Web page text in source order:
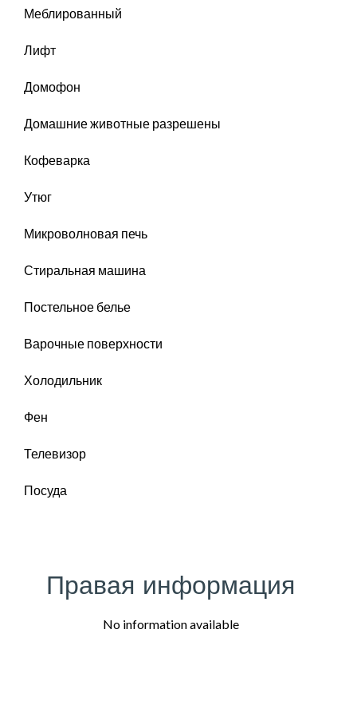
Меблированный
Лифт
Домофон
Домашние животные разрешены
Кофеварка
Утюг
Микроволновая печь
Стиральная машина
Постельное белье
Варочные поверхности
Холодильник
Фен
Телевизор
Посуда
Правая информация
No information available